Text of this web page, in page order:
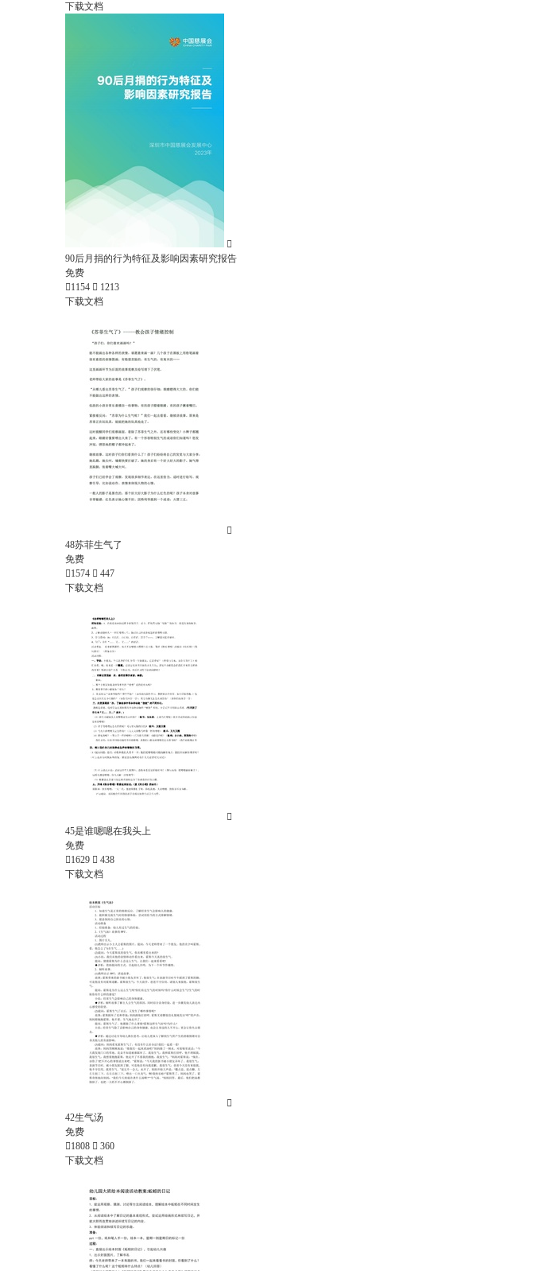
下载文档

90后月捐的行为特征及影响因素研究报告
免费
1154  1213
下载文档

48苏菲生气了
免费
1574  447
下载文档

45是谁嗯嗯在我头上
免费
1629  438
下载文档

42生气汤
免费
1808  360
下载文档